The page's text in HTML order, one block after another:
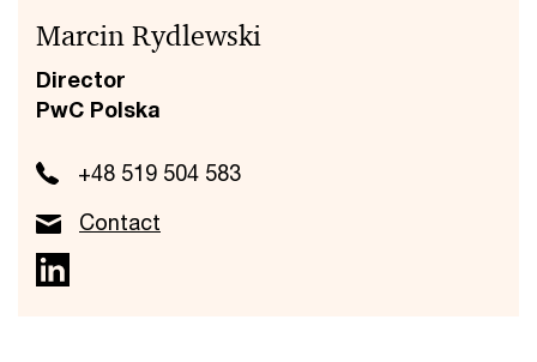
Marcin Rydlewski
Director
PwC Polska
+48 519 504 583
Contact